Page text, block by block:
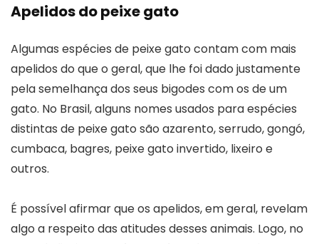
Apelidos do peixe gato
Algumas espécies de peixe gato contam com mais
apelidos do que o geral, que lhe foi dado justamente
pela semelhança dos seus bigodes com os de um
gato. No Brasil, alguns nomes usados para espécies
distintas de peixe gato são azarento, serrudo, gongó,
cumbaca, bagres, peixe gato invertido, lixeiro e
outros.
É possível afirmar que os apelidos, em geral, revelam
algo a respeito das atitudes desses animais. Logo, no